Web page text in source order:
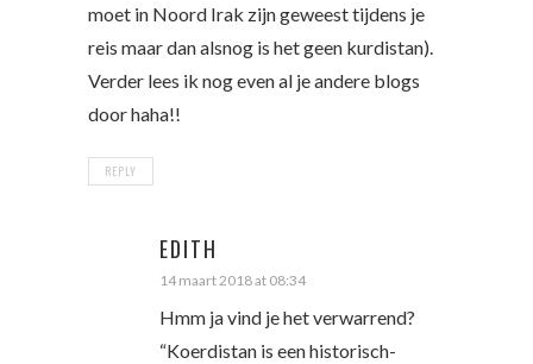
moet in Noord Irak zijn geweest tijdens je
reis maar dan alsnog is het geen kurdistan).
Verder lees ik nog even al je andere blogs
door haha!!
REPLY
EDITH
14 maart 2018 at 08:34
Hmm ja vind je het verwarrend?
“Koerdistan is een historisch-